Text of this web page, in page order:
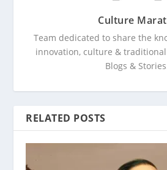
Culture
Team dedicated to share the
innovation, culture &
Blogs &
RELATED POSTS